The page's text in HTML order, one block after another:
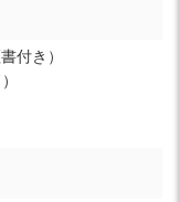
付き）